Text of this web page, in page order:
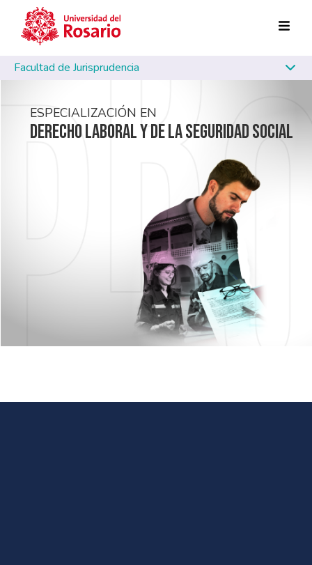
Pasar al contenido principal
Facultad de Jurisprudencia
ESPECIALIZACIÓN EN
DERECHO LABORAL Y DE LA SEGURIDAD SOCIAL